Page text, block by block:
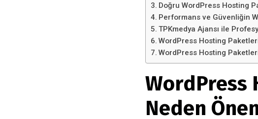
Doğru WordPress Hosting
Performans ve Güvenliğin
TPKmedya Ajansı ile
WordPress Hosting
WordPress Hosting
WordPress
Neden